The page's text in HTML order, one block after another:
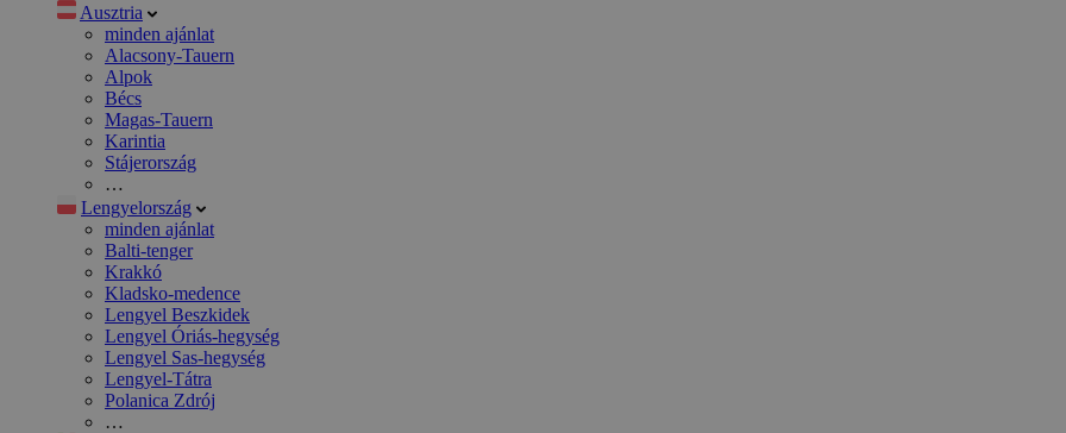
Ausztria
minden ajánlat
Alacsony-Tauern
Alpok
Bécs
Magas-Tauern
Karintia
Stájerország
…
Lengyelország
minden ajánlat
Balti-tenger
Krakkó
Kladsko-medence
Lengyel Beszkidek
Lengyel Óriás-hegység
Lengyel Sas-hegység
Lengyel-Tátra
Polanica Zdrój
…